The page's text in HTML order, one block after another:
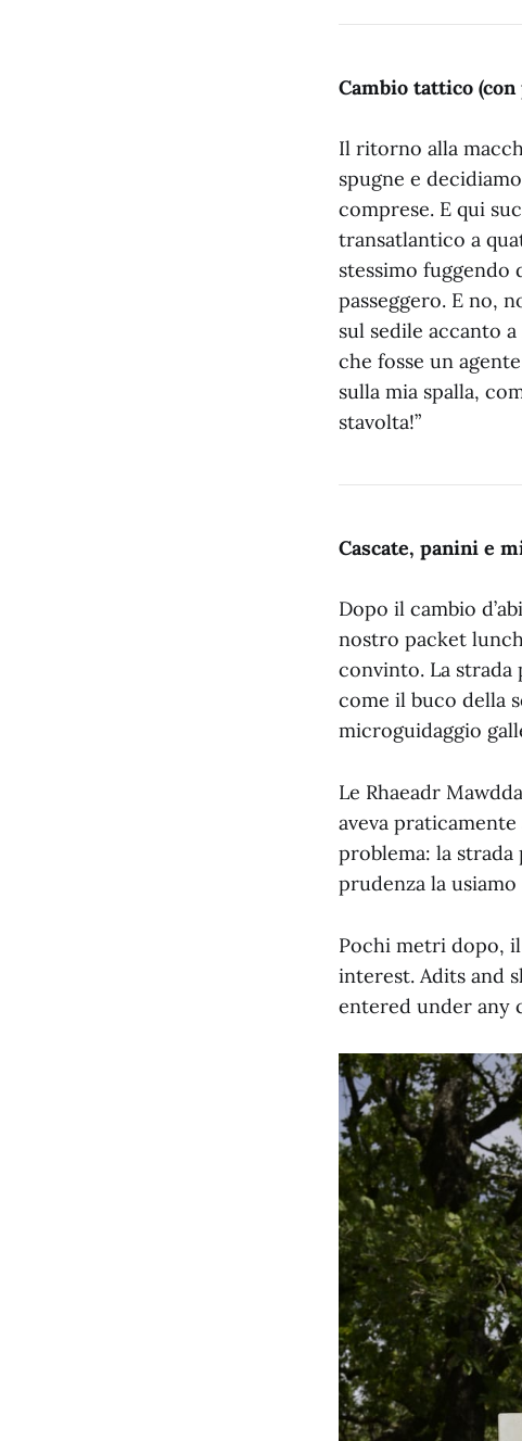
Cambio tattico
Il ritorno alla
spugne e
comprese. E qui
transatlantico a
stessimo fuggendo
passeggero. E no,
sul sedile accanto
che fosse un
sulla mia spalla,
stavolta!”
Cascate, panini e
Dopo il cambio
nostro packet
convinto. La
come il buco della
microguidaggio
Le Rhaeadr
aveva
problema: la strada
prudenza la
Pochi metri dopo,
interest. Adits and
entered under any